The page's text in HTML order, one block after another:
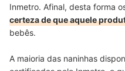
Inmetro. Afinal, desta forma
certeza de que aquele
bebês.
A maioria das naninhas